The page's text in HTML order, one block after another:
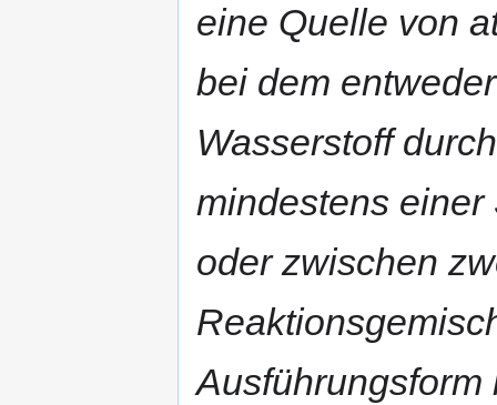
eine Quelle von
bei dem
Wasserstoff
mindestens
oder zwischen